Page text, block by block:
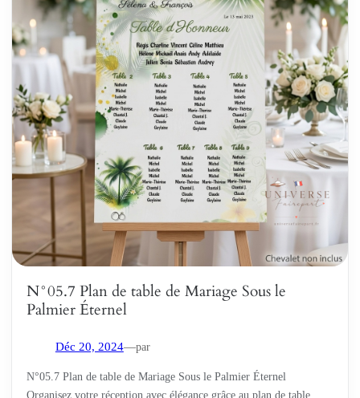
N°05.7 Plan de table de Mariage Sous le
Palmier Éternel
Déc 20, 2024—par
N°05.7 Plan de table de Mariage Sous le Palmier Éternel
Organisez votre réception avec élégance grâce au plan de table